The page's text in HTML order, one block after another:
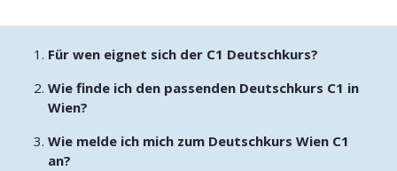
Für wen eignet sich der C1 Deutschkurs?
Wie finde ich den passenden Deutschkurs C1 in
Wien?
Wie melde ich mich zum Deutschkurs Wien C1
an?